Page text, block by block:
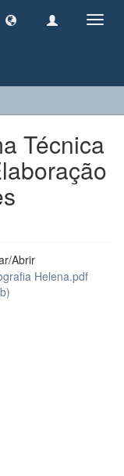
Técnica
Abrir
Helena.pdf